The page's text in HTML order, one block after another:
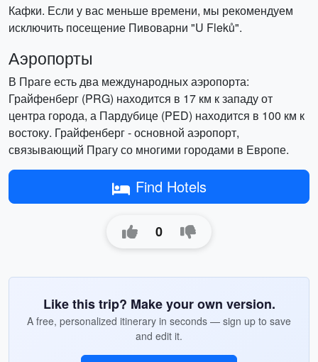
Кафки. Если у вас меньше времени, мы рекомендуем
исключить посещение Пивоварни "U Fleků".
Аэропорты
В Праге есть два международных аэропорта:
Грайфенберг (PRG) находится в 17 км к западу от
центра города, а Пардубице (PED) находится в 100 км к
востоку. Грайфенберг - основной аэропорт,
связывающий Прагу со многими городами в Европе.
Find Hotels
0
Like this trip? Make your own version.
A free, personalized itinerary in seconds — sign up to save
and edit it.